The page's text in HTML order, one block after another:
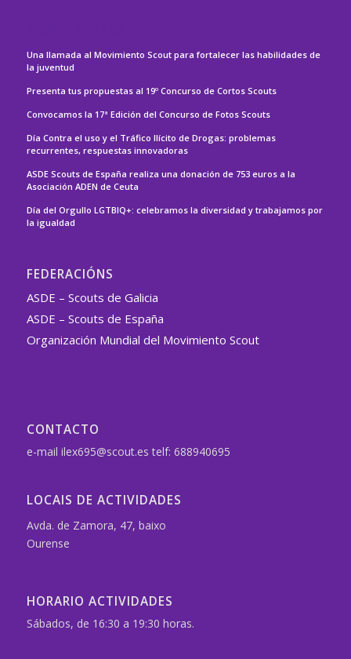
Una llamada al Movimiento Scout para fortalecer las habilidades de
la juventud
Presenta tus propuestas al 19º Concurso de Cortos Scouts
Convocamos la 17ª Edición del Concurso de Fotos Scouts
Día Contra el uso y el Tráfico Ilícito de Drogas: problemas
recurrentes, respuestas innovadoras
ASDE Scouts de España realiza una donación de 753 euros a la
Asociación ADEN de Ceuta
Día del Orgullo LGTBIQ+: celebramos la diversidad y trabajamos por
la igualdad
FEDERACIÓNS
ASDE – Scouts de Galicia
ASDE – Scouts de España
Organización Mundial del Movimiento Scout
CONTACTO
e-mail ilex695@scout.es telf: 688940695
LOCAIS DE ACTIVIDADES
Avda. de Zamora, 47, baixo
Ourense
HORARIO ACTIVIDADES
Sábados, de 16:30 a 19:30 horas.